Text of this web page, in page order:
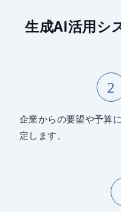
生成AI活用シ
企業からの要望や予算
定します。